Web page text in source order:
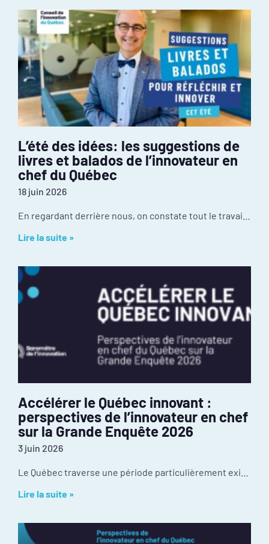
L’été des idées: les suggestions de
livres et balados de l’innovateur en
chef du Québec
18 juin 2026
Lire la suite »
Accélérer le Québec innovant :
perspectives de l’innovateur en chef
sur la Grande Enquête 2026
3 juin 2026
Lire la suite »